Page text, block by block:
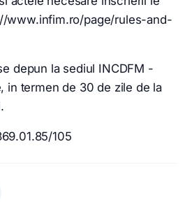
www.infim.ro/page/rules-and-
depun la sediul INCDFM -
in termen de 30 de zile de la
105